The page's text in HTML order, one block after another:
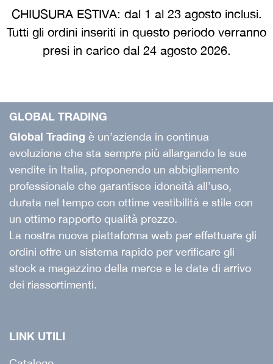
CHIUSURA ESTIVA: dal 1 al 23 agosto inclusi.
Tutti gli ordini inseriti in questo periodo verranno
presi in carico dal 24 agosto 2026.
INVIA
GLOBAL TRADING
Global Trading è un’azienda in continua
evoluzione che sta sempre più allargando le sue
vendite in Italia, proponendo un abbigliamento
professionale che garantisce idoneità all’uso,
durata nel tempo con ottime vestibilità e stile con
un ottimo rapporto qualità prezzo.
La nostra nuova piattaforma web per effettuare gli
ordini offre un sistema rapido per verificare gli
stock a magazzino della merce e le date di arrivo
dei riassortimenti.
LINK UTILI